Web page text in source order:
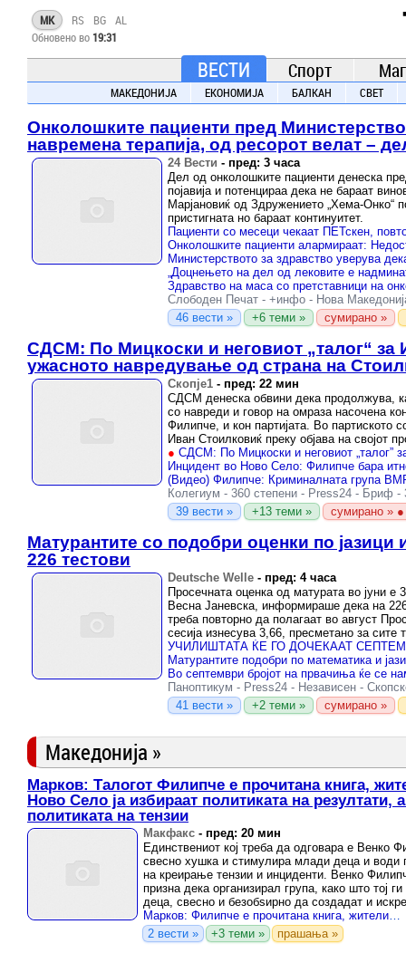
NEWS
MK RS BG AL
Обновено во 19:31
ВЕСТИ Спорт
МАКЕДОНИЈА ЕКОНОМИЈА БАЛКАН СВЕТ
Онколошките пациенти пред
навремена терапија, од ресорот велат –
24 Вести - пред: 3 часа
Дел од онколошките пациенти денеска
појавија и потенцираа дека не бараат
Марјановиќ од Здружението „Хема-Онко“
пристигната но бараат континуитет.
Слободен Печат - +инфо - Нова
46 вести »
+6 теми » сумирано »
СДСМ: По Мицкоски и неговиот „талог“ за
ужасното навредување од страна на
Скопје1 - пред: 22 мин
СДСМ денеска обвини дека продолжува,
со навреди и говор на омраза насочена
Филипче, и кон партијата. Во партиското
Иван Стоилковиќ преку објава на својот
● СДСМ: По Мицкоски и неговиот „талог” за Илинден, денес продолжи
Колегиум - 360 степени - Press24 - Бриф -
39 вести »
+13 теми » сумирано » ●
Матурантите со подобри оценки по јазици
226 тестови
Deutsche Welle - пред: 4 часа
Просечната оценка од матурата во јуни е
Весна Јаневска, информираше дека на
треба повторно да полагаат во август
сесија изнесува 3,66, пресметано за сите
Паноптикум - Press24 - Независен -
41 вести »
+2 теми » сумирано »
Македонија »
Марков: Талогот Филипче е прочитана книга,
Ново Село ја избираат политиката на резултати,
политиката на тензии
Макфакс - пред: 20 мин
Единствениот кој треба да одговара е Венко
свесно хушка и стимулира млади деца и води
на креирање тензии и инциденти. Венко
призна дека организирал група, како што тој
деца, свесно и безобѕирно да создадат и
инцидент, ...
Марков: Филипче е прочитана книга, жителите на Ново Село ја избираат политиката на резултати, а не политиката на тензии
2 вести »
+3 теми » прашања »